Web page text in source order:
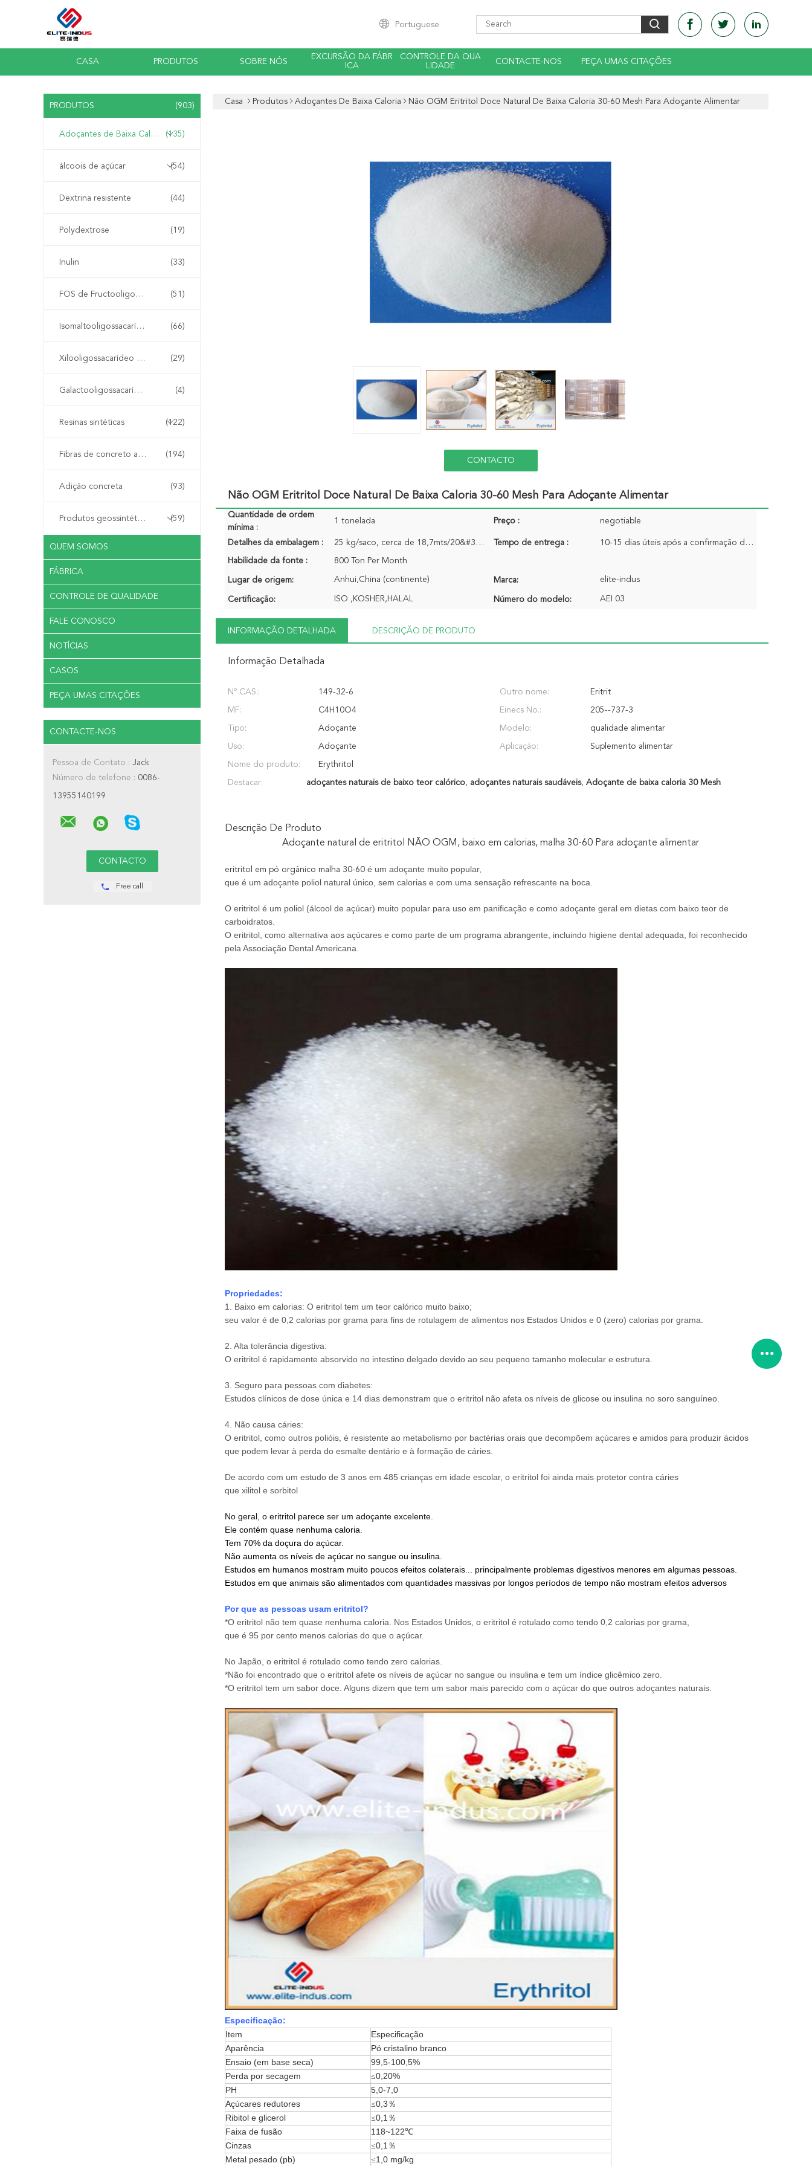
Portuguese
CASA PRODUTOS SOBRE NÓS
EXCURSÃO DA FÁBR
ICA
CONTROLE DA QUA
LIDADE
CONTACTE-NOS PEÇA UMAS CITAÇÕES
PRODUTOS (903)
Adoçantes de Baixa Caloria (135)
álcoois de açúcar (54)
Dextrina resistente (44)
Polydextrose (19)
Inulin (33)
FOS de Fructooligosaccharide (51)
Isomaltooligossacarídeo IMO (66)
Xilooligossacarídeo XOS (29)
Galactooligossacarídeo GOS (4)
Resinas sintéticas (122)
Fibras de concreto armado (194)
Adição concreta (93)
Produtos geossintéticos (59)
QUEM SOMOS
FÁBRICA
CONTROLE DE QUALIDADE
FALE CONOSCO
NOTÍCIAS
CASOS
PEÇA UMAS CITAÇÕES
CONTACTE-NOS
Pessoa de Contato : Jack
Número de telefone : 0086-
13955140199
Free call
Casa Produtos Adoçantes De Baixa Caloria Não OGM Eritritol Doce Natural De Baixa Caloria 30-60 Mesh Para Adoçante Alimentar
CONTACTO
Não OGM Eritritol Doce Natural De Baixa Caloria 30-60 Mesh Para Adoçante Alimentar
Quantidade de ordem
mínima :
1 tonelada Preço : negotiable
Detalhes da embalagem : 25 kg/saco, cerca de 18,7mts/20&#39;gp Tempo de entrega : 10-15 dias úteis após a confirmação do pedido
Habilidade da fonte : 800 Ton Per Month
Lugar de origem: Anhui,China (continente) Marca: elite-indus
Certificação: ISO ,KOSHER,HALAL Número do modelo: AEI 03
INFORMAÇÃO DETALHADA DESCRIÇÃO DE PRODUTO
Informação Detalhada
Nº CAS.: 149-32-6 Outro nome: Eritrit
MF: C4H10O4 Einecs No.: 205--737-3
Tipo: Adoçante Modelo: qualidade alimentar
Uso: Adoçante Aplicação: Suplemento alimentar
Nome do produto: Erythritol
Destacar: adoçantes naturais de baixo teor calórico, adoçantes naturais saudáveis, Adoçante de baixa caloria 30 Mesh
Descrição De Produto
Adoçante natural de eritritol NÃO OGM, baixo em calorias, malha 30-60 Para adoçante alimentar
eritritol em pó orgânico malha 30-60 é um adoçante muito popular,
que é um adoçante poliol natural único, sem calorias e com uma sensação refrescante na boca.
O eritritol é um poliol (álcool de açúcar) muito popular para uso em panificação e como adoçante geral em dietas com baixo teor de
carboidratos.
O eritritol, como alternativa aos açúcares e como parte de um programa abrangente, incluindo higiene dental adequada, foi reconhecido
pela Associação Dental Americana.
Propriedades:
1. Baixo em calorias: O eritritol tem um teor calórico muito baixo;
seu valor é de 0,2 calorias por grama para fins de rotulagem de alimentos nos Estados Unidos e 0 (zero) calorias por grama.
2. Alta tolerância digestiva:
O eritritol é rapidamente absorvido no intestino delgado devido ao seu pequeno tamanho molecular e estrutura.
3. Seguro para pessoas com diabetes:
Estudos clínicos de dose única e 14 dias demonstram que o eritritol não afeta os níveis de glicose ou insulina no soro sanguíneo.
4. Não causa cáries:
O eritritol, como outros polióis, é resistente ao metabolismo por bactérias orais que decompõem açúcares e amidos para produzir ácidos
que podem levar à perda do esmalte dentário e à formação de cáries.
De acordo com um estudo de 3 anos em 485 crianças em idade escolar, o eritritol foi ainda mais protetor contra cáries
que xilitol e sorbitol
No geral, o eritritol parece ser um adoçante excelente.
Ele contém quase nenhuma caloria.
Tem 70% da doçura do açúcar.
Não aumenta os níveis de açúcar no sangue ou insulina.
Estudos em humanos mostram muito poucos efeitos colaterais... principalmente problemas digestivos menores em algumas pessoas.
Estudos em que animais são alimentados com quantidades massivas por longos períodos de tempo não mostram efeitos adversos
Por que as pessoas usam eritritol?
*O eritritol não tem quase nenhuma caloria. Nos Estados Unidos, o eritritol é rotulado como tendo 0,2 calorias por grama,
que é 95 por cento menos calorias do que o açúcar.
No Japão, o eritritol é rotulado como tendo zero calorias.
*Não foi encontrado que o eritritol afete os níveis de açúcar no sangue ou insulina e tem um índice glicêmico zero.
*O eritritol tem um sabor doce. Alguns dizem que tem um sabor mais parecido com o açúcar do que outros adoçantes naturais.
Especificação:
Item
Especificação
Aparência
Pó cristalino branco
Ensaio (em base seca)
99,5-100,5%
Perda por secagem
≤0,20%
PH
5,0-7,0
Açúcares redutores
≤0,3％
Ribitol e glicerol
≤0,1 ％
Faixa de fusão
118~122℃
Cinzas
≤0,1 ％
Metal pesado (pb)
≤1,0 mg/kg